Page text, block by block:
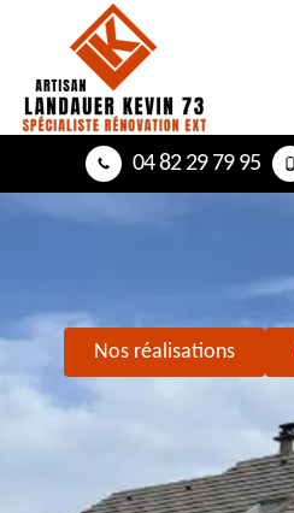
04 82 29 79 95
Nos réalisations